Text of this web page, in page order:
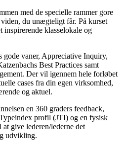
med de specielle rammer gore
du unægteligt får. På kurset
inspirerende klasselokale og
gode vaner, Appreciative Inquiry,
Best Practices samt
Der vil igennem hele forløbet
cases fra din egen virksomhed,
og aktuel.
en 360 graders feedback,
profil (JTI) og en fysisk
at give lederen/lederne det
udvikling.